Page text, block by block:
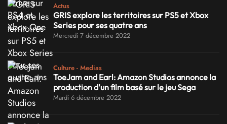
Actus
GRIS explore les territoires sur PS5 et Xbox
Series pour ses quatre ans
Mercredi 7 décembre 2022
Culture - Medias
ToeJam and Earl: Amazon Studios annonce la
production d'un film basé sur le jeu Sega
Mardi 6 décembre 2022